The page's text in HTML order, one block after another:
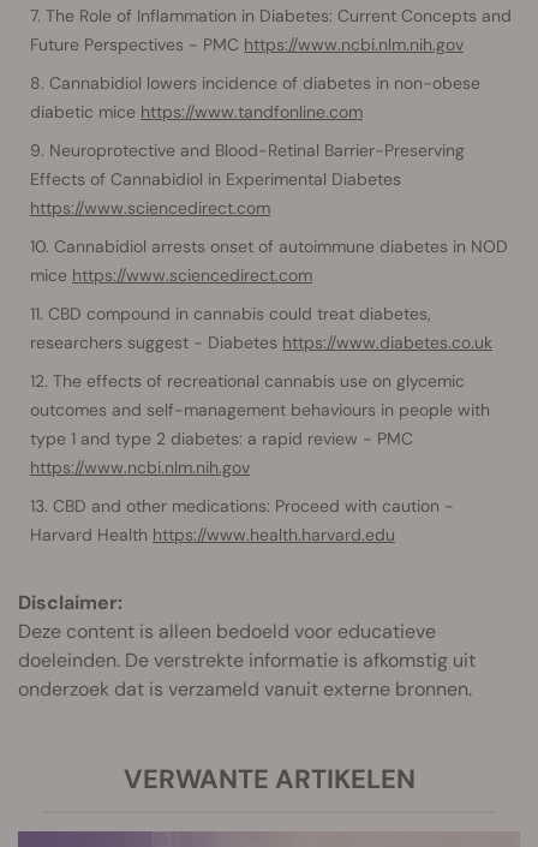
The Role of Inflammation in Diabetes: Current Concepts and
Future Perspectives - PMC https://www.ncbi.nlm.nih.gov
Cannabidiol lowers incidence of diabetes in non-obese
diabetic mice https://www.tandfonline.com
Neuroprotective and Blood-Retinal Barrier-Preserving
Effects of Cannabidiol in Experimental Diabetes
https://www.sciencedirect.com
Cannabidiol arrests onset of autoimmune diabetes in NOD
mice https://www.sciencedirect.com
CBD compound in cannabis could treat diabetes,
researchers suggest - Diabetes https://www.diabetes.co.uk
The effects of recreational cannabis use on glycemic
outcomes and self-management behaviours in people with
type 1 and type 2 diabetes: a rapid review - PMC
https://www.ncbi.nlm.nih.gov
CBD and other medications: Proceed with caution -
Harvard Health https://www.health.harvard.edu
Disclaimer:
Deze content is alleen bedoeld voor educatieve
doeleinden. De verstrekte informatie is afkomstig uit
onderzoek dat is verzameld vanuit externe bronnen.
VERWANTE ARTIKELEN